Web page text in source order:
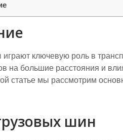
ключевую роль в
на большие расстояния и
статье мы рассмотрим
шин